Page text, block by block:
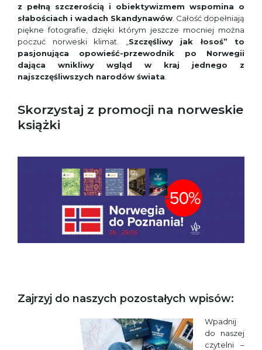
z pełną szczerością i obiektywizmem wspomina o
słabościach i wadach Skandynawów . Całość dopełniają
piękne fotografie, dzięki którym jeszcze mocniej można
poczuć norweski klimat. „ Szczęśliwy jak łosoś” to
pasjonująca opowieść-przewodnik po Norwegii
dająca wnikliwy wgląd w kraj jednego z
najszczęśliwszych narodów świata
Skorzystaj z promocji na norweskie
książki
Zajrzyj do naszych pozostałych wpisów:
Wpadnij
do naszej
czytelni –